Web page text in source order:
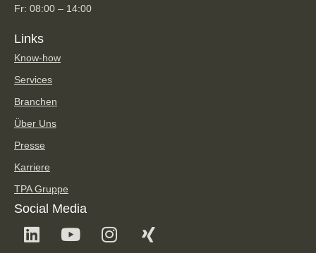
Fr: 08:00 – 14:00
Links
Know-how
Services
Branchen
Über Uns
Presse
Karriere
TPA Gruppe
Social Media